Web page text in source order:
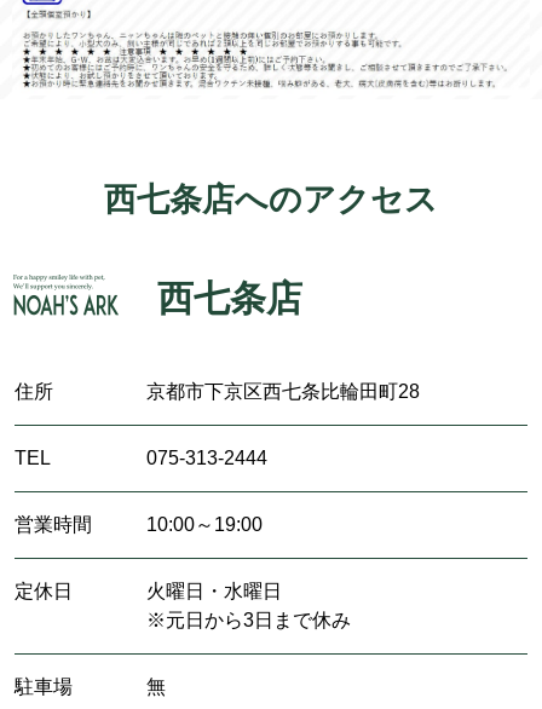
西七条店へのアクセス
西七条店
住所 京都市下京区西七条比輪田町28
TEL 075-313-2444
営業時間 10:00～19:00
定休日
火曜日・水曜日
※元日から3日まで休み
駐車場 無